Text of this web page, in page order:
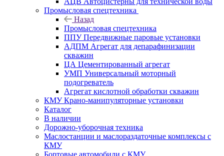
Промысловая спецтехника
Назад
Промысловая спецтехника
ППУ Передвижные паровые установки
АДПМ Агрегат для депарафинизации
скважин
ЦА Цементированный агрегат
УМП Универсальный моторный
подогреватель
Агрегат кислотной обработки скважин
КМУ Крано-манипуляторные установки
Каталог
В наличии
Дорожно-уборочная техника
Маслостанции и маслораздаточные комплексы с
КМУ
Бортовые автомобили с КМУ